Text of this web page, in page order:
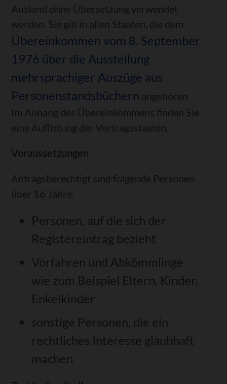
Ausland ohne Übersetzung verwendet
werden. Sie gilt in allen Staaten, die dem
Übereinkommen vom 8. September
1976 über die Ausstellung
mehrsprachiger Auszüge aus
Personenstandsbüchern angehören.
Im Anhang des Übereinkommens finden Sie
eine Auflistung der Vertragsstaaten.
Voraussetzungen
Antragsberechtigt sind folgende Personen
über 16 Jahre:
Personen, auf die sich der
Registereintrag bezieht
Vorfahren und Abkömmlinge
wie zum Beispiel Eltern, Kinder,
Enkelkinder
sonstige Personen, die ein
rechtliches Interesse glaubhaft
machen